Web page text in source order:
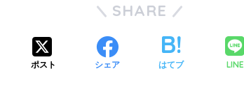
SHARE
ポスト シェア はてブ LINE